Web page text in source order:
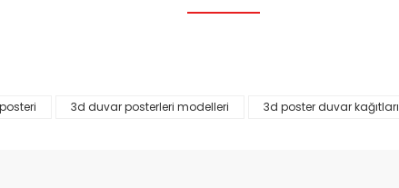
Bu ürüne ilk yorumu siz yapın!
3d duvar posterleri modelleri 3d poster duvar kağıtları